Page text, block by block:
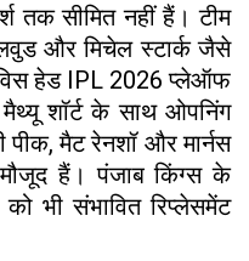
तक सीमित नहीं हैं। टीम
और मिचेल स्टार्क जैसे
हेड IPL 2026 प्लेऑफ
शॉर्ट के साथ ओपनिंग
मैट रेनशॉ और मार्नस
हैं। पंजाब किंग्स के
भी संभावित रिप्लेसमेंट